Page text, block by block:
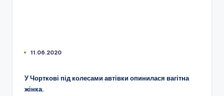
11.06.2020
У Чорткові під колесами автівки опинилася вагітна
жінка.